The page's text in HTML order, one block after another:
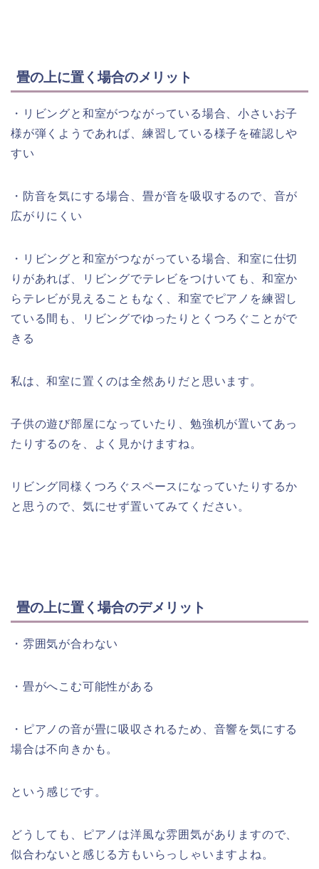
畳の上に置く場合のメリット
・リビングと和室がつながっている場合、小さいお子
様が弾くようであれば、練習している様子を確認しや
すい
・防音を気にする場合、畳が音を吸収するので、音が
広がりにくい
・リビングと和室がつながっている場合、和室に仕切
りがあれば、リビングでテレビをつけいても、和室か
らテレビが見えることもなく、和室でピアノを練習し
ている間も、リビングでゆったりとくつろぐことがで
きる
私は、和室に置くのは全然ありだと思います。
子供の遊び部屋になっていたり、勉強机が置いてあっ
たりするのを、よく見かけますね。
リビング同様くつろぐスペースになっていたりするか
と思うので、気にせず置いてみてください。
畳の上に置く場合のデメリット
・雰囲気が合わない
・畳がへこむ可能性がある
・ピアノの音が畳に吸収されるため、音響を気にする
場合は不向きかも。
という感じです。
どうしても、ピアノは洋風な雰囲気がありますので、
似合わないと感じる方もいらっしゃいますよね。